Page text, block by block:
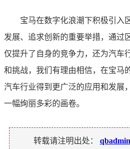
宝马在数字化浪潮下积极引入
发展、追求创新的重要举措，通过
仅提升了自身的竞争力，还为汽车
和挑战，我们有理由相信，在宝马
汽车行业得到更广泛的应用和发展
一幅绚丽多彩的画卷。
转载请注明出处： qbadmin